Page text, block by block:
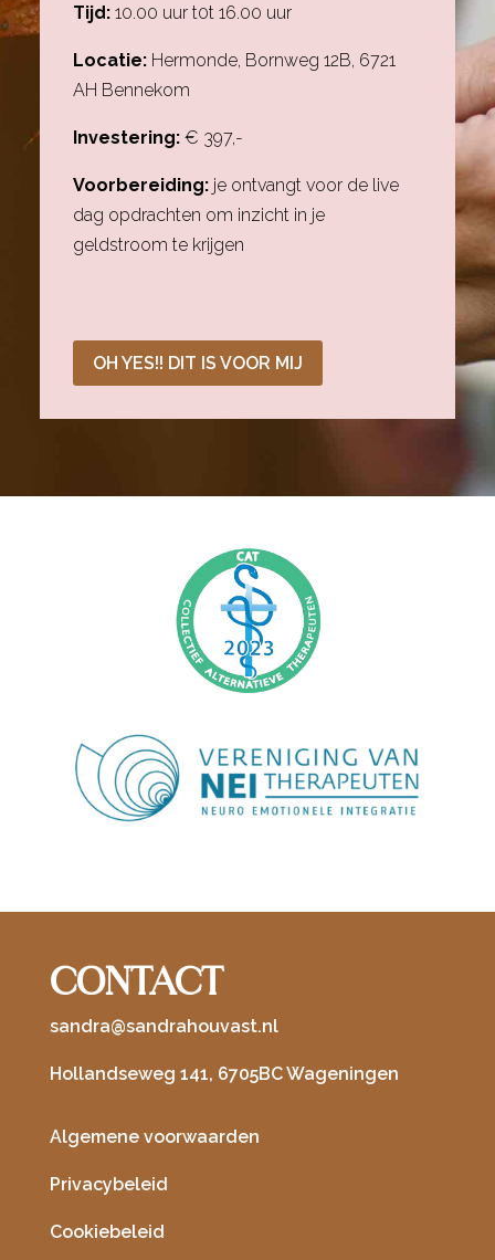
Tijd: 10.00 uur t0t 16.00 uur
Locatie:Hermonde, Bornweg 12B, 6721
AH Bennekom
Investering: € 397,-
Voorbereiding:je ontvangt voor de live
dag opdrachten om inzicht in je
geldstroom te krijgen
OH YES!! DIT IS VOOR MIJ
CONTACT
sandra@sandrahouvast.nl
Hollandseweg 141, 6705BC Wageningen
Algemene voorwaarden
Privacybeleid
Cookiebeleid